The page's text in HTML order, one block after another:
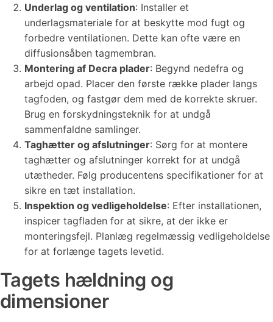
Underlag og ventilation: Installer et
underlagsmateriale for at beskytte mod fugt og
forbedre ventilationen. Dette kan ofte være en
diffusionsåben tagmembran.
Montering af Decra plader: Begynd nedefra og
arbejd opad. Placer den første række plader langs
tagfoden, og fastgør dem med de korrekte skruer.
Brug en forskydningsteknik for at undgå
sammenfaldne samlinger.
Taghætter og afslutninger: Sørg for at montere
taghætter og afslutninger korrekt for at undgå
utætheder. Følg producentens specifikationer for at
sikre en tæt installation.
Inspektion og vedligeholdelse: Efter installationen,
inspicer tagfladen for at sikre, at der ikke er
monteringsfejl. Planlæg regelmæssig vedligeholdelse
for at forlænge tagets levetid.
Tagets hældning og
dimensioner